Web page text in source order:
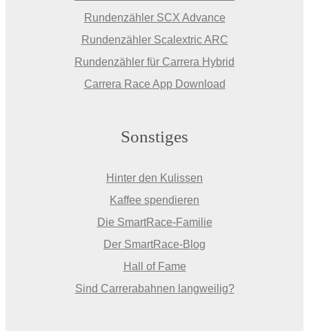
Rundenzähler SCX Advance
Rundenzähler Scalextric ARC
Rundenzähler für Carrera Hybrid
Carrera Race App Download
Sonstiges
Hinter den Kulissen
Kaffee spendieren
Die SmartRace-Familie
Der SmartRace-Blog
Hall of Fame
Sind Carrerabahnen langweilig?